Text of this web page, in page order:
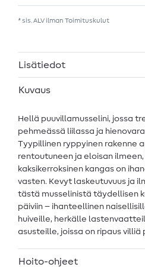
* sis. ALV ilman Toimituskulut
Lisätiedot
Kuvaus
Hellä puuvillamusselini, jossa
pehmeässä liilassa ja
Tyypillinen ryppyinen rakenne
rentoutuneen ja eloisan
kaksikerroksinen kangas on
vasten. Kevyt laskeutuvuus ja
tästä musselinistä täydellisen
päiviin – ihanteellinen
huiveille, herkälle
asusteille, joissa on ripaus villiä
Hoito-ohjeet